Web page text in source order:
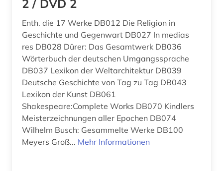
anthropologische linguistik (1)
anthroposophie (1)
antiheld (1)
antike (4)
antike religionen (1)
aphorismus (1)
arabien (1)
Finnland (14)
Frankreich (3)
GUS (3)
Griechenland (2)
Griechenland (Altertum) (2)
Großbritannien (16)
Hamburg (1)
Irland (1)
2 / DVD 2
Enth. die 17 Werke DB012 Die Religion in
Geschichte und Gegenwart DB027 In medias
res DB028 Dürer: Das Gesamtwerk DB036
Wörterbuch der deutschen Umgangssprache
DB037 Lexikon der Weltarchitektur DB039
Deutsche Geschichte von Tag zu Tag DB043
Lexikon der Kunst DB061
Shakespeare:Complete Works DB070 Kindlers
Meisterzeichnungen aller Epochen DB074
Wilhelm Busch: Gesammelte Werke DB100
Meyers Groß... Mehr Informationen